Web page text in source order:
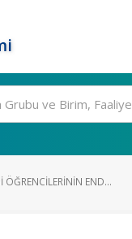
ÖĞRENCİLERİNİN END...